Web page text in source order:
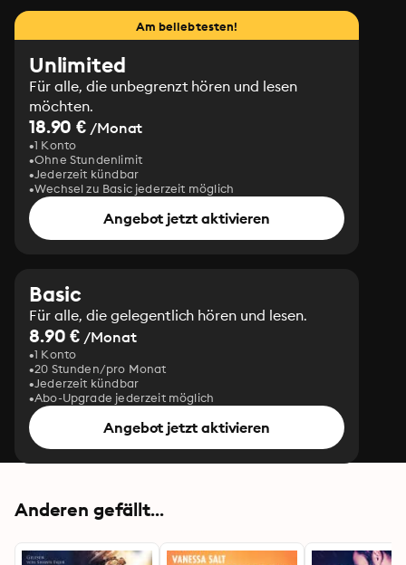
Am beliebtesten!
Unlimited
Für alle, die unbegrenzt hören und lesen
möchten.
18.90 € /Monat
1 Konto
Ohne Stundenlimit
Jederzeit kündbar
Wechsel zu Basic jederzeit möglich
Angebot jetzt aktivieren
Basic
Für alle, die gelegentlich hören und lesen.
8.90 € /Monat
1 Konto
20 Stunden/pro Monat
Jederzeit kündbar
Abo-Upgrade jederzeit möglich
Angebot jetzt aktivieren
Anderen gefällt...